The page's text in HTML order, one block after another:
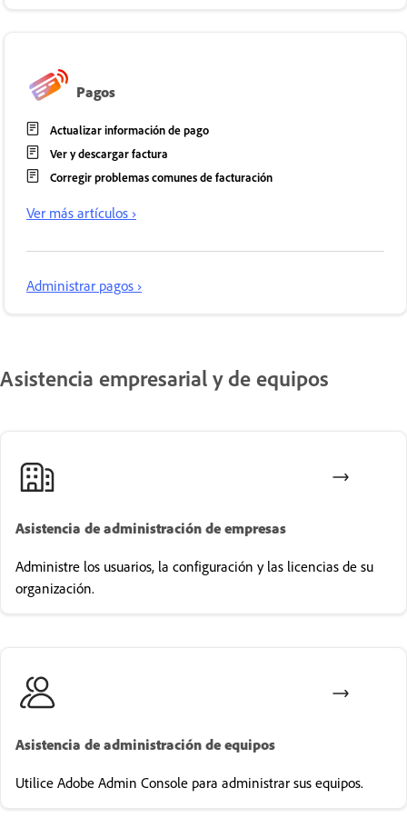
Pagos
Actualizar información de pago
Ver y descargar factura
Corregir problemas comunes de facturación
Ver más artículos ›
Administrar pagos ›
Asistencia empresarial y de equipos
Asistencia de administración de empresas
Administre los usuarios, la configuración y las licencias de su
organización.
Asistencia de administración de equipos
Utilice Adobe Admin Console para administrar sus equipos.